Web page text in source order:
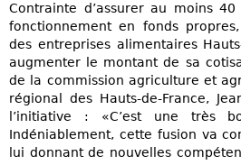
Contrainte d’assurer au moins
fonctionnement en fonds
des entreprises alimentaires
augmenter le montant de sa
de la commission agriculture et
régional des Hauts-de-France,
l’initiative : «C’est une très
Indéniablement, cette fusion va
lui donnant de nouvelles